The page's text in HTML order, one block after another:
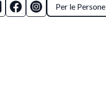
Per le Persone